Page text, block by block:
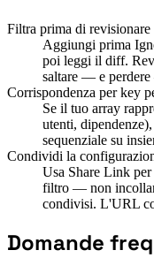
Filtra prima di revisionare
Aggiungi prima
poi leggi il diff.
saltare — e
Corrispondenza per key
Se il tuo array
utenti,
sequenziale su
Condividi la
Usa Share Link
filtro — non
condivisi. L'URL
Domande